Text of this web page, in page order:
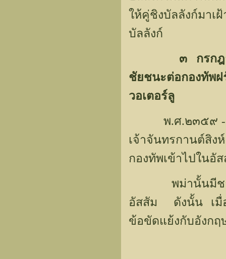
ให้คู่ชิงบัลลังก์มา
บัลลังก์
๓ กรก
ชัยชนะต่อกองทัพฝ
วอเตอร์ลู
พ.ศ.๒๓๕๙ - ๒
เจ้าจันทรกานต์สิ
กองทัพเข้าไปในอั
พม่านั้นมีชายแ
อัสสัม ดังนั้น เมื่อ
ข้อขัดแย้งกับอังก